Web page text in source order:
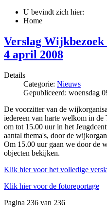
U bevindt zich hier:
Home
Verslag
4 april 2008
Details
Categorie: Nieuws
Gepubliceerd: woensdag
De voorzitter van de
iedereen van harte welkom in
om tot 15.00 uur in het
aantal thema's, door de
Om 15.00 uur gaan we door de
objecten bekijken.
Klik hier voor het volledige
Klik hier voor de fotoreportage
Pagina 236 van 236